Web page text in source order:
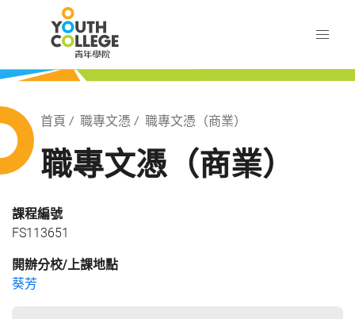
content
Breadcrumb
首頁 職專文憑 職專文憑（商業）
職專文憑（商業）
課程編號
FS113651
開辦分校/上課地點
葵芳